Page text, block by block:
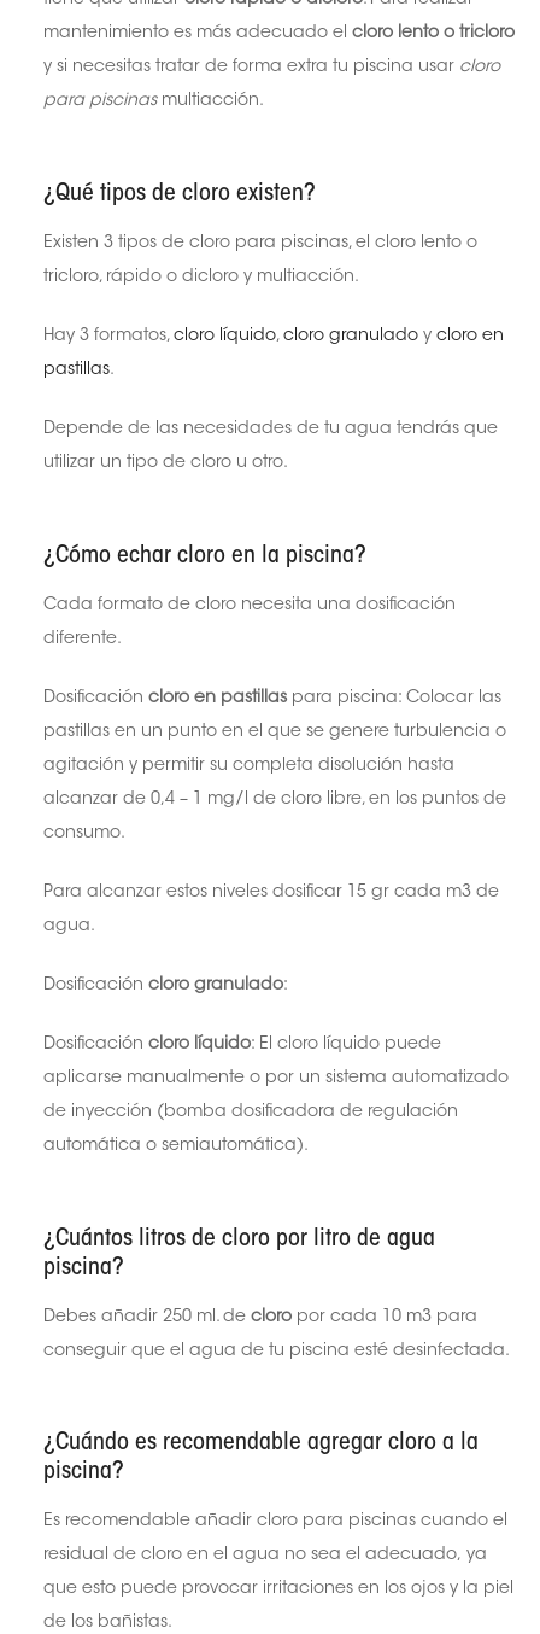
mantenimiento es más adecuado el cloro lento o tricloro
y si necesitas tratar de forma extra tu piscina usar cloro
para piscinasmultiacción.
¿Qué tipos de cloro existen?
Existen 3 tipos de cloro para piscinas, el cloro lento o
tricloro, rápido o dicloro y multiacción.
Hay 3 formatos, cloro líquido, cloro granulado y cloro en
pastillas.
Depende de las necesidades de tu agua tendrás que
utilizar un tipo de cloro u otro.
¿Cómo echar cloro en la piscina?
Cada formato de cloro necesita una dosificación
diferente.
Dosificación cloro en pastillas para piscina: Colocar las
pastillas en un punto en el que se genere turbulencia o
agitación y permitir su completa disolución hasta
alcanzar de 0,4 – 1 mg/l de cloro libre, en los puntos de
consumo.
Para alcanzar estos niveles dosificar 15 gr cada m3 de
agua.
Dosificación cloro granulado:
Dosificación cloro líquido: El cloro líquido puede
aplicarse manualmente o por un sistema automatizado
de inyección (bomba dosificadora de regulación
automática o semiautomática).
¿Cuántos litros de cloro por litro de agua
piscina?
Debes añadir 250 ml. de cloro por cada 10 m3 para
conseguir que el agua de tu piscina esté desinfectada.
¿Cuándo es recomendable agregar cloro a la
piscina?
Es recomendable añadir cloro para piscinas cuando el
residual de cloro en el agua no sea el adecuado, ya
que esto puede provocar irritaciones en los ojos y la piel
de los bañistas.